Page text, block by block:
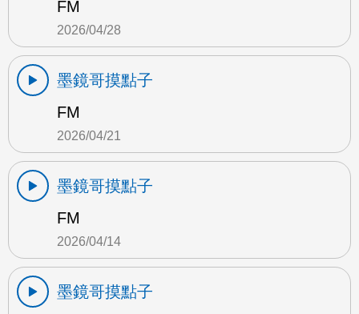
FM
2026/04/28
墨鏡哥摸點子
FM
2026/04/21
墨鏡哥摸點子
FM
2026/04/14
墨鏡哥摸點子